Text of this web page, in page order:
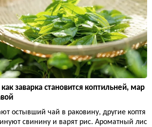
заварка становится коптильней, мар
остывший чай в раковину, другие коптя
свинину и варят рис. Ароматный лис